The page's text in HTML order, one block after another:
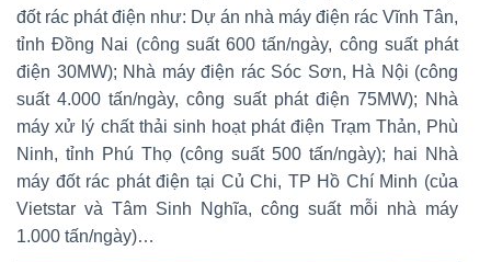
đốt rác phát điện như: Dự án nhà máy điện rác Vĩnh Tân,
tỉnh Đồng Nai (công suất 600 tấn/ngày, công suất phát
điện 30MW); Nhà máy điện rác Sóc Sơn, Hà Nội (công
suất 4.000 tấn/ngày, công suất phát điện 75MW); Nhà
máy xử lý chất thải sinh hoạt phát điện Trạm Thản, Phù
Ninh, tỉnh Phú Thọ (công suất 500 tấn/ngày); hai Nhà
máy đốt rác phát điện tại Củ Chi, TP Hồ Chí Minh (của
Vietstar và Tâm Sinh Nghĩa, công suất mỗi nhà máy
1.000 tấn/ngày)…